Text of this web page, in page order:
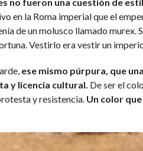
en la Roma imperial que el
de un molusco llamado
Vestirlo era vestir un
ese mismo púrpura, que
y licencia cultural. De ser el
y resistencia. Un color